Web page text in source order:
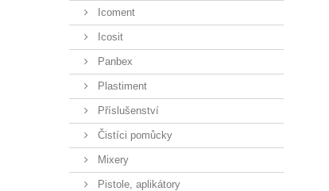
Icoment
Icosit
Panbex
Plastiment
Příslušenství
Čistíci pomůcky
Mixery
Pistole, aplikátory